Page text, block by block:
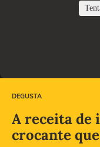
DEGUSTA
A receita de
crocante